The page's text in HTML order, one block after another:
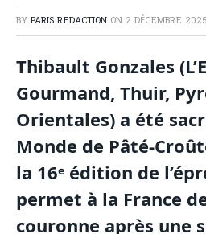
BY PARIS REDACTION ON 2 DÉCEMBRE 2025
Thibault Gonzales
Gourmand, Thuir,
Orientales) a été
Monde de Pâté-
la 16ᵉ édition de
permet à la France
couronne après une